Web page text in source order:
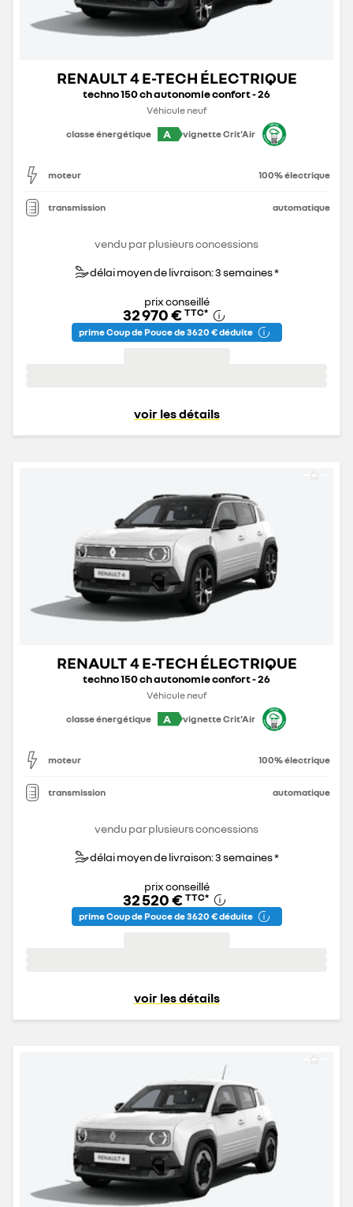
RENAULT 4 E-TECH ÉLECTRIQUE
techno 150 ch autonomie confort - 26
Véhicule neuf
classe énergétique
A vignette Crit'Air
moteur 100% électrique
transmission automatique
vendu par plusieurs concessions
délai moyen de livraison: 3 semaines *
prix conseillé
32 970 € TTC*
prime Coup de Pouce de 3 620 € déduite
voir les détails
RENAULT 4 E-TECH ÉLECTRIQUE
techno 150 ch autonomie confort - 26
Véhicule neuf
classe énergétique
A vignette Crit'Air
moteur 100% électrique
transmission automatique
vendu par plusieurs concessions
délai moyen de livraison: 3 semaines *
prix conseillé
32 520 € TTC*
prime Coup de Pouce de 3 620 € déduite
voir les détails